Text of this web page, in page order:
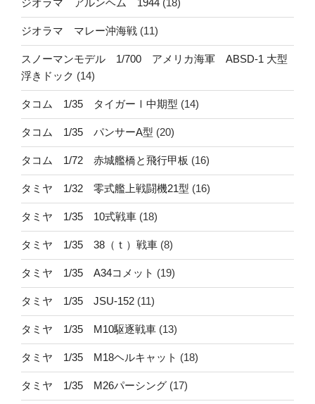
ジオラマ アルンヘム 1944 (18)
ジオラマ マレー沖海戦 (11)
スノーマンモデル 1/700 アメリカ海軍 ABSD-1 大型
浮きドック (14)
タコム 1/35 タイガーⅠ中期型 (14)
タコム 1/35 パンサーA型 (20)
タコム 1/72 赤城艦橋と飛行甲板 (16)
タミヤ 1/32 零式艦上戦闘機21型 (16)
タミヤ 1/35 10式戦車 (18)
タミヤ 1/35 38（ｔ）戦車 (8)
タミヤ 1/35 A34コメット (19)
タミヤ 1/35 JSU-152 (11)
タミヤ 1/35 M10駆逐戦車 (13)
タミヤ 1/35 M18ヘルキャット (18)
タミヤ 1/35 M26パーシング (17)